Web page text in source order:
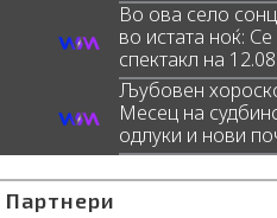
Во ова село
во истата ноќ:
спектакл на 12.08
Љубовен
Месец на
одлуки и нови
Партнери